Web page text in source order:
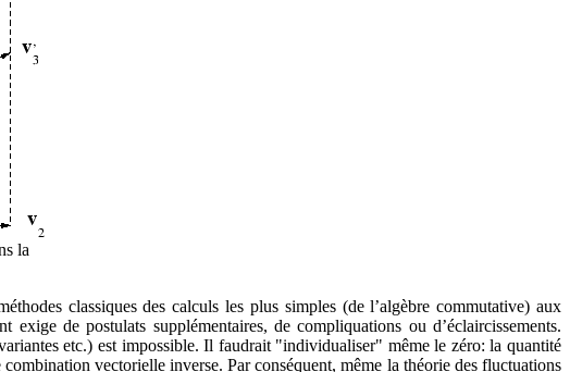
la
classiques des calculs les plus simples (de l’algèbre commutative) aux
de postulats supplémentaires, de compliquations ou d’éclaircissements.
etc.) est impossible. Il faudrait "individualiser" même le zéro: la quantité
vectorielle inverse. Par conséquent, même la théorie des fluctuations